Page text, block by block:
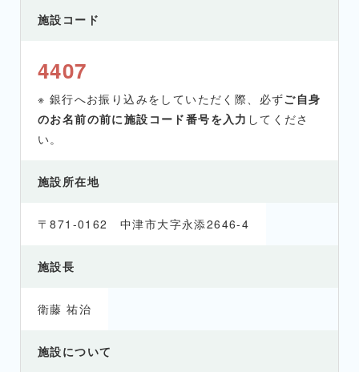
施設コード
4407
※ 銀行へお振り込みをしていただく際、必ずご自身
のお名前の前に施設コード番号を入力 してくださ
い。
施設所在地
〒871-0162 中津市大字永添2646-4
施設長
衛藤 祐治
施設について